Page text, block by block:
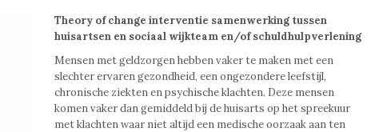
Theory of change interventie samenwerking tussen
huisartsen en sociaal wijkteam en/of schuldhulpverlening
Mensen met geldzorgen hebben vaker te maken met een
slechter ervaren gezondheid, een ongezondere leefstijl,
chronische ziekten en psychische klachten. Deze mensen
komen vaker dan gemiddeld bij de huisarts op het spreekuur
met klachten waar niet altijd een medische oorzaak aan ten